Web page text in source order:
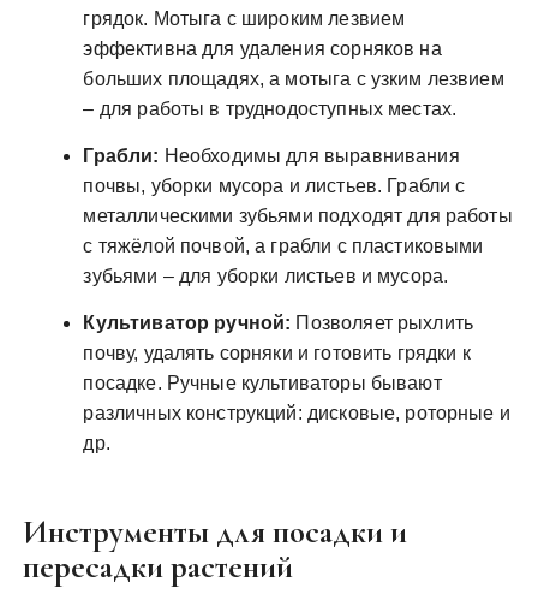
грядок. Мотыга с широким лезвием
эффективна для удаления сорняков на
больших площадях, а мотыга с узким лезвием
– для работы в труднодоступных местах.
Грабли: Необходимы для выравнивания
почвы, уборки мусора и листьев. Грабли с
металлическими зубьями подходят для работы
с тяжёлой почвой, а грабли с пластиковыми
зубьями – для уборки листьев и мусора.
Культиватор ручной: Позволяет рыхлить
почву, удалять сорняки и готовить грядки к
посадке. Ручные культиваторы бывают
различных конструкций: дисковые, роторные и
др.
Инструменты для посадки и
пересадки растений